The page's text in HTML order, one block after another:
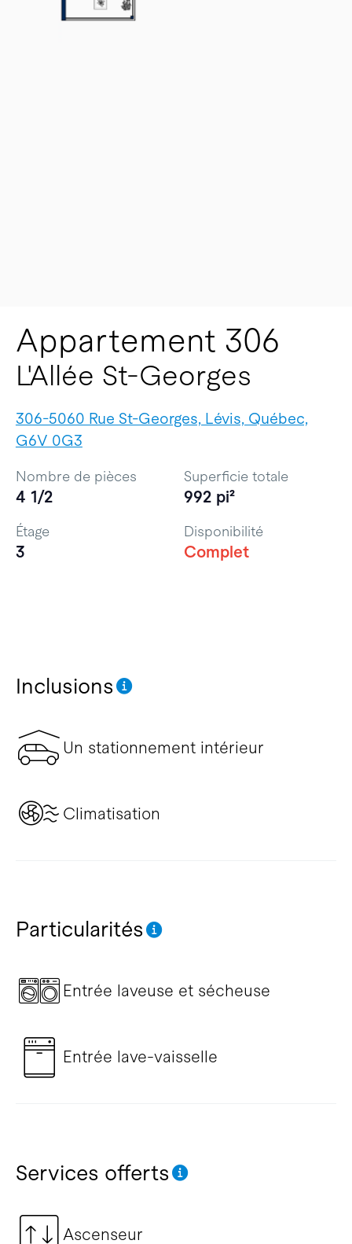
Appartement 306
L'Allée St-Georges
306-5060 Rue St-Georges, Lévis, Québec,
G6V 0G3
Inclusions
Un stationnement intérieur
Climatisation
Particularités
Entrée laveuse et sécheuse
Entrée lave-vaisselle
Services offerts
Ascenseur
Nombre de pièces
4 1/2
Superficie totale
992 pi²
Étage
3
Disponibilité
Complet